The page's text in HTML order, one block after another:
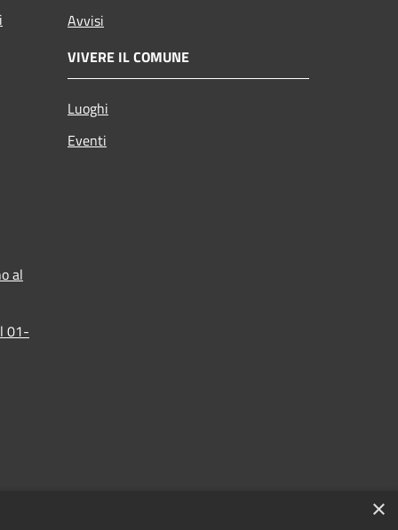
Avvisi
VIVERE IL COMUNE
Luoghi
Eventi
al
01-
×